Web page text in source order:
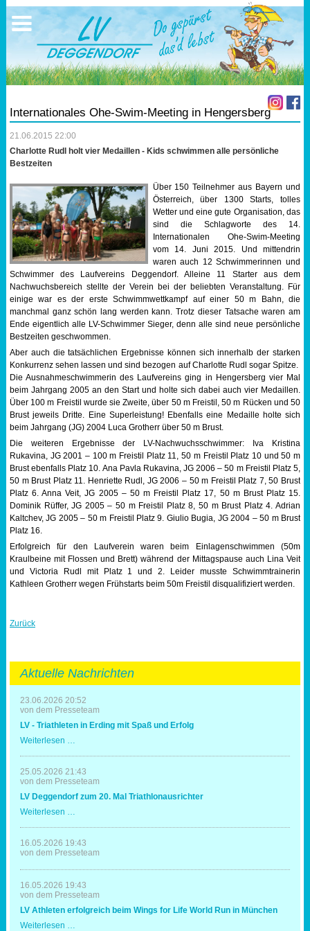
Internationales Ohe-Swim-Meeting in Hengersberg
21.06.2015 22:00
Charlotte Rudl holt vier Medaillen - Kids schwimmen alle persönliche
Bestzeiten
Über 150 Teilnehmer aus Bayern und
Österreich, über 1300 Starts, tolles
Wetter und eine gute Organisation, das
sind die Schlagworte des 14.
Internationalen Ohe-Swim-Meeting
vom 14. Juni 2015. Und mittendrin
waren auch 12 Schwimmerinnen und
Schwimmer des Laufvereins Deggendorf. Alleine 11 Starter aus dem
Nachwuchsbereich stellte der Verein bei der beliebten Veranstaltung. Für
einige war es der erste Schwimmwettkampf auf einer 50 m Bahn, die
manchmal ganz schön lang werden kann. Trotz dieser Tatsache waren am
Ende eigentlich alle LV-Schwimmer Sieger, denn alle sind neue persönliche
Bestzeiten geschwommen.
Aber auch die tatsächlichen Ergebnisse können sich innerhalb der starken
Konkurrenz sehen lassen und sind bezogen auf Charlotte Rudl sogar Spitze.
Die Ausnahmeschwimmerin des Laufvereins ging in Hengersberg vier Mal
beim Jahrgang 2005 an den Start und holte sich dabei auch vier Medaillen.
Über 100 m Freistil wurde sie Zweite, über 50 m Freistil, 50 m Rücken und 50
Brust jeweils Dritte. Eine Superleistung! Ebenfalls eine Medaille holte sich
beim Jahrgang (JG) 2004 Luca Grotherr über 50 m Brust.
Die weiteren Ergebnisse der LV-Nachwuchsschwimmer: Iva Kristina
Rukavina, JG 2001 – 100 m Freistil Platz 11, 50 m Freistil Platz 10 und 50 m
Brust ebenfalls Platz 10. Ana Pavla Rukavina, JG 2006 – 50 m Freistil Platz 5,
50 m Brust Platz 11. Henriette Rudl, JG 2006 – 50 m Freistil Platz 7, 50 Brust
Platz 6. Anna Veit, JG 2005 – 50 m Freistil Platz 17, 50 m Brust Platz 15.
Dominik Rüffer, JG 2005 – 50 m Freistil Platz 8, 50 m Brust Platz 4. Adrian
Kaltchev, JG 2005 – 50 m Freistil Platz 9. Giulio Bugia, JG 2004 – 50 m Brust
Platz 16.
Erfolgreich für den Laufverein waren beim Einlagenschwimmen (50m
Kraulbeine mit Flossen und Brett) während der Mittagspause auch Lina Veit
und Victoria Rudl mit Platz 1 und 2. Leider musste Schwimmtrainerin
Kathleen Grotherr wegen Frühstarts beim 50m Freistil disqualifiziert werden.
Zurück
Aktuelle Nachrichten
23.06.2026 20:52
von dem Presseteam
LV - Triathleten in Erding mit Spaß und Erfolg
Weiterlesen …
Triathleten
in
Erding
Spaß
Erfolg
25.05.2026 21:43
von dem Presseteam
LV Deggendorf zum 20. Mal Triathlonausrichter
Weiterlesen …
zum
20.
Mal
16.05.2026 19:43
von dem Presseteam
16.05.2026 19:43
von dem Presseteam
LV Athleten erfolgreich beim Wings for Life World Run in München
Weiterlesen …
Sportangebote
Trainingszeiten
Laufen
Lauf 10
Triathlon
Nordic Walking
Schwimmen
Orientierungslauf
Nachwuchsförderung
Sportabzeichen
Tempo & Gymnastik
Ausschreibungen
17.05.2026 Triathlon
Ergebnisse
Ergebnisse
Mitgliedschaft
Vereinskleidung
Vorstandschaft
Übungs- Gruppenleiter
Dokumente
SEPA Info
Bankverbindung